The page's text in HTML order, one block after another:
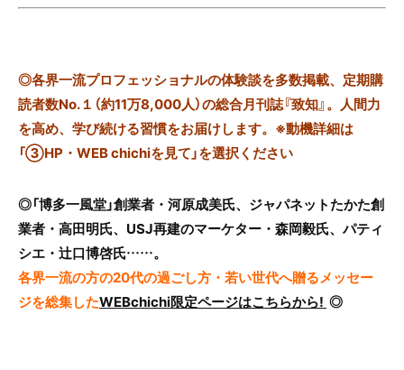
◎各界一流プロフェッショナルの体験談を多数掲載、定期購
読者数No.１（約11万8,000人）の総合月刊誌『致知』。人間力
を高め、学び続ける習慣をお届けします。※動機詳細は
「③HP・WEB chichiを見て」を選択ください
◎「博多一風堂」創業者・河原成美氏、ジャパネットたかた創
業者・高田明氏、USJ再建のマーケター・森岡毅氏、パティ
シエ・辻口博啓氏……。
各界一流の方の20代の過ごし方・若い世代へ贈るメッセー
ジを総集したWEBchichi限定ページはこちらから! ◎